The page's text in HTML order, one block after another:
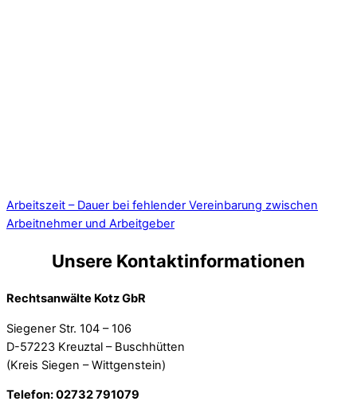
Arbeitszeit – Dauer bei fehlender Vereinbarung zwischen
Arbeitnehmer und Arbeitgeber
Unsere Kontaktinformationen
Rechtsanwälte Kotz GbR
Siegener Str. 104 – 106
D-57223 Kreuztal – Buschhütten
(Kreis Siegen – Wittgenstein)
Telefon: 02732 791079